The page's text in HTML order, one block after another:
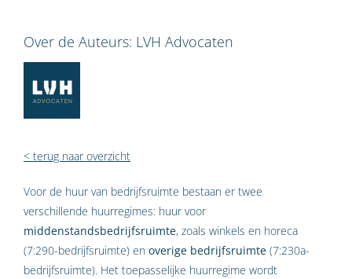
Over de Auteurs: LVH Advocaten
< terug naar overzicht
Voor de huur van bedrijfsruimte bestaan er twee
verschillende huurregimes: huur voor
middenstandsbedrijfsruimte, zoals winkels en horeca
(7:290-bedrijfsruimte) en overige bedrijfsruimte (7:230a-
bedrijfsruimte). Het toepasselijke huurregime wordt